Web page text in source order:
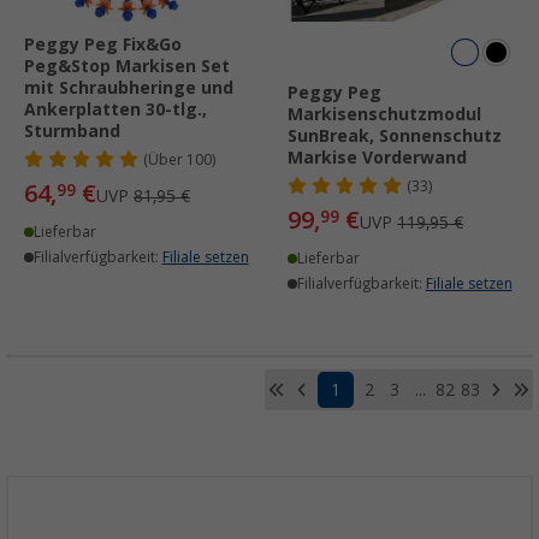
Peggy Peg Fix&Go
Peg&Stop Markisen Set
mit Schraubheringe und
Ankerplatten 30-tlg.,
Sturmband
(Über100)
64,99 €UVP 81,95 €
Lieferbar
Filialverfügbarkeit: Filiale setzen
Peggy Peg
Markisenschutzmodul
SunBreak, Sonnenschutz
Markise Vorderwand
(33)
99,99 €UVP 119,95 €
Lieferbar
Filialverfügbarkeit: Filiale setzen
1 2 3 ... 82 83